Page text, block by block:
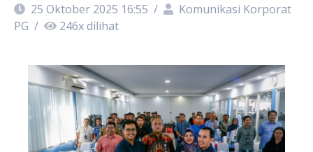
25 Oktober 2025 16:55 /
Komunikasi Korporat
PG / 246x dilihat